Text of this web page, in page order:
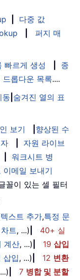
다중 값
퍼지 매
빠르게 생성
종
드롭다운 목록....
동 숨겨진 열의 표
보기
향상된 수
자원 라이브
워크시트 병
이메일 보내기
꼴이 있는 셀 필터
텍스트 추가,특정 문
트, ...)
40+ 실
계산, ...) 19 삽입
삽입, ...) 12 변환
7 병합 및 분할